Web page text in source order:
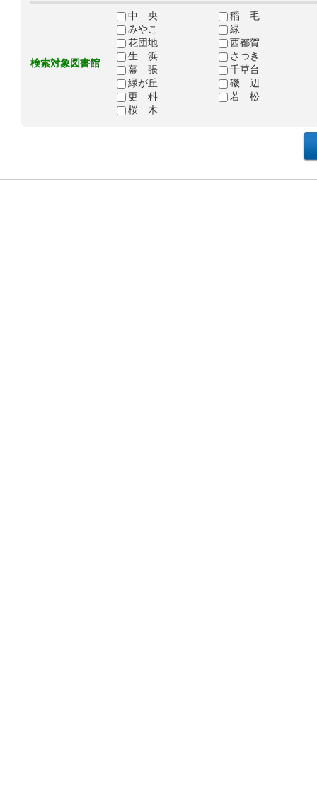
検索対象図書館
中 央
稲 毛
みやこ
緑
花団地
西都賀
生 浜
さつき
幕 張
千草台
緑が丘
磯 辺
更 科
若 松
桜 木